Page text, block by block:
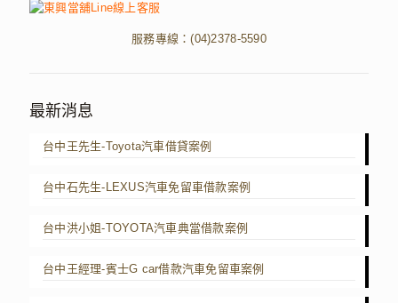
服務專線：(04)2378-5590
最新消息
台中王先生-Toyota汽車借貸案例
台中石先生-LEXUS汽車免留車借款案例
台中洪小姐-TOYOTA汽車典當借款案例
台中王經理-賓士G car借款汽車免留車案例